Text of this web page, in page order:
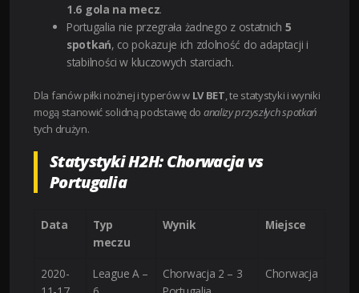
1.6 gola na mecz.
Portugalia nie przegrała żadnego z ostatnich 5
spotkań, co pokazuje ich zdolność do adaptacji i
stabilności w kluczowych starciach.
Dla fanów piłki nożnej i typerów w LV BET, te statystyki i wyniki
mogą stanowić solidną podstawę do analizy przyszłych spotkań
tych drużyn.
Statystyki H2H: Chorwacja vs
Portugalia
Data
Typ
meczu
Wynik Miejsce
2020-
League A –
Chorwacja 2 – 3
Chorwacja